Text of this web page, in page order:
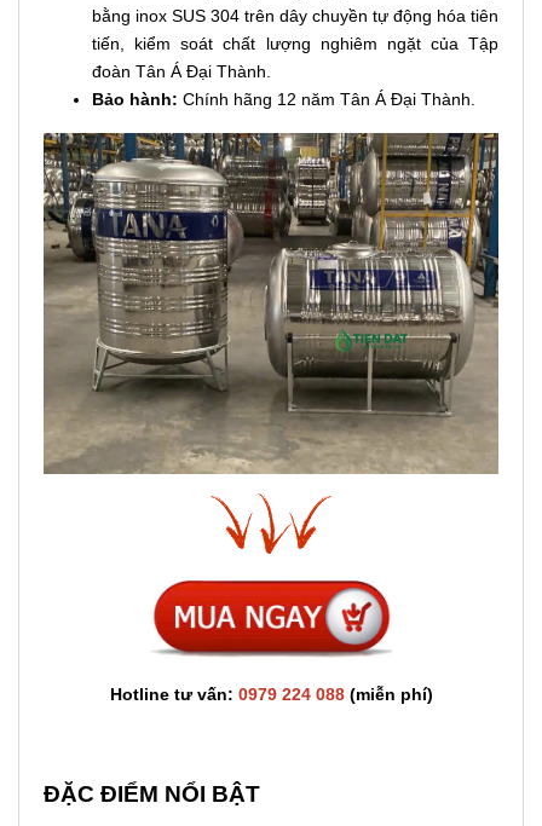
bằng inox SUS 304 trên dây chuyền tự động hóa tiên
tiến, kiểm soát chất lượng nghiêm ngặt của Tập
đoàn Tân Á Đại Thành.
Bảo hành: Chính hãng 12 năm Tân Á Đại Thành.
Hotline tư vấn: 0979 224 088(miễn phí)
ĐẶC ĐIỂM NỔI BẬT